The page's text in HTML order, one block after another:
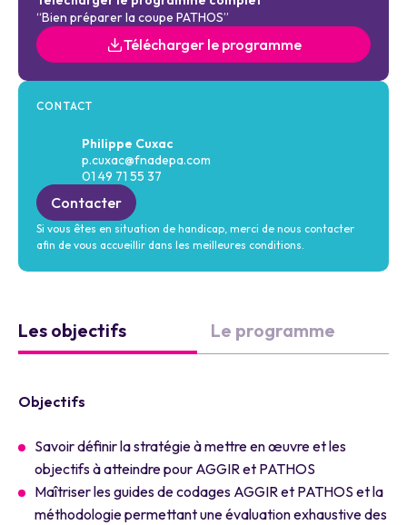
“Bien préparer la coupe PATHOS”
Télécharger le programme
CONTACT
Philippe Cuxac
p.cuxac@fnadepa.com
01 49 71 55 37
Contacter
Si vous êtes en situation de handicap, merci de nous contacter
afin de vous accueillir dans les meilleures conditions.
Les objectifs Le programme
Objectifs
Savoir définir la stratégie à mettre en œuvre et les
objectifs à atteindre pour AGGIR et PATHOS
Maîtriser les guides de codages AGGIR et PATHOS et la
méthodologie permettant une évaluation exhaustive des